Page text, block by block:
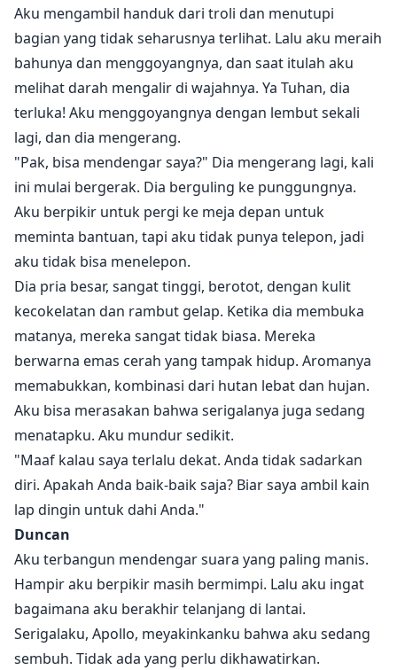
Aku mengambil handuk dari troli dan menutupi
bagian yang tidak seharusnya terlihat. Lalu aku meraih
bahunya dan menggoyangnya, dan saat itulah aku
melihat darah mengalir di wajahnya. Ya Tuhan, dia
terluka! Aku menggoyangnya dengan lembut sekali
lagi, dan dia mengerang.
"Pak, bisa mendengar saya?" Dia mengerang lagi, kali
ini mulai bergerak. Dia berguling ke punggungnya.
Aku berpikir untuk pergi ke meja depan untuk
meminta bantuan, tapi aku tidak punya telepon, jadi
aku tidak bisa menelepon.
Dia pria besar, sangat tinggi, berotot, dengan kulit
kecokelatan dan rambut gelap. Ketika dia membuka
matanya, mereka sangat tidak biasa. Mereka
berwarna emas cerah yang tampak hidup. Aromanya
memabukkan, kombinasi dari hutan lebat dan hujan.
Aku bisa merasakan bahwa serigalanya juga sedang
menatapku. Aku mundur sedikit.
"Maaf kalau saya terlalu dekat. Anda tidak sadarkan
diri. Apakah Anda baik-baik saja? Biar saya ambil kain
lap dingin untuk dahi Anda."
Duncan
Aku terbangun mendengar suara yang paling manis.
Hampir aku berpikir masih bermimpi. Lalu aku ingat
bagaimana aku berakhir telanjang di lantai.
Serigalaku, Apollo, meyakinkanku bahwa aku sedang
sembuh. Tidak ada yang perlu dikhawatirkan.